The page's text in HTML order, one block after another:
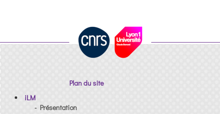
Plan du site
iLM
- Présentation